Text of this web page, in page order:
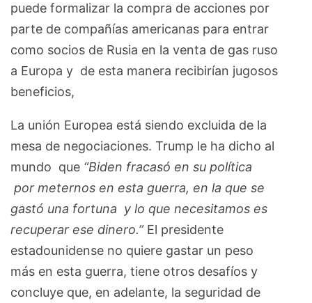
puede formalizar la compra de acciones por
parte de compañías americanas para entrar
como socios de Rusia en la venta de gas ruso
a Europa y de esta manera recibirían jugosos
beneficios,
La unión Europea está siendo excluida de la
mesa de negociaciones. Trump le ha dicho al
mundo que “Biden fracasó en su política
por meternos en esta guerra, en la que se
gastó una fortuna y lo que necesitamos es
recuperar ese dinero.”El presidente
estadounidense no quiere gastar un peso
más en esta guerra, tiene otros desafíos y
concluye que, en adelante, la seguridad de